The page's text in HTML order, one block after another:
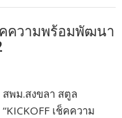
คความพร้อมพัฒนา
สพม.สงขลา สตูล
“KICKOFF เช็คความ